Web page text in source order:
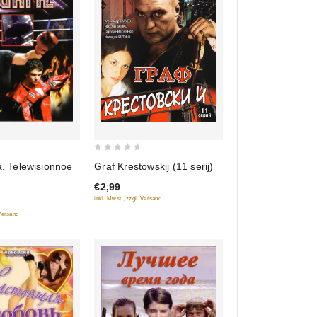
Telewisionnoe
of
5
Graf Krestowskij (11 serij)
€2,99
inkl. Mwst., zzgl. Versand